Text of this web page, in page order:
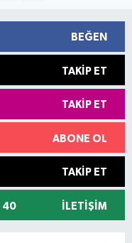
BEĞEN
TAKIP ET
TAKIP ET
ABONE OL
TAKIP ET
40 İLETIŞIM